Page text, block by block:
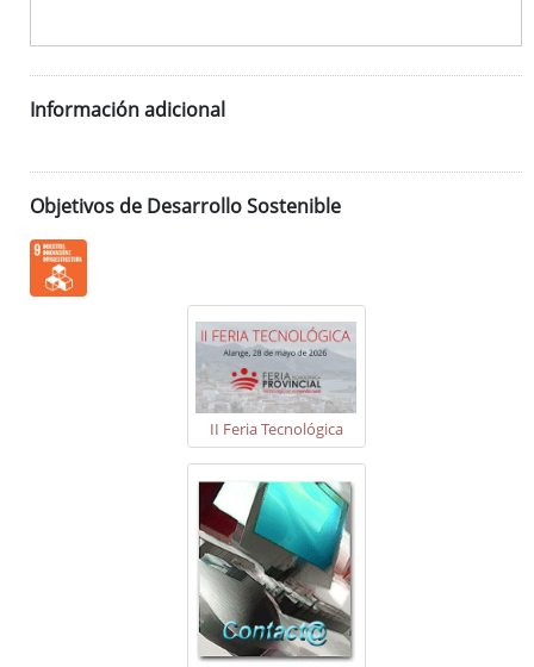
Información adicional
Objetivos de Desarrollo Sostenible
II Feria Tecnológica